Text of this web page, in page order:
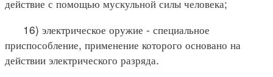
действие с помощью мускульной силы человека;
16) электрическое оружие - специальное
приспособление, применение которого основано на
действии электрического разряда.